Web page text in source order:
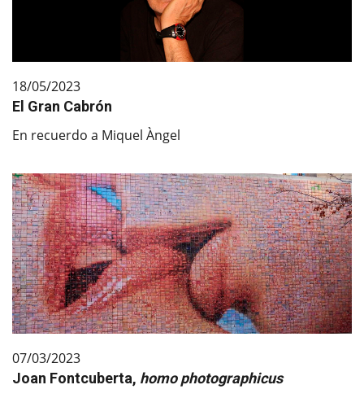
18/05/2023
El Gran Cabrón
En recuerdo a Miquel Àngel
07/03/2023
Joan Fontcuberta, homo photographicus